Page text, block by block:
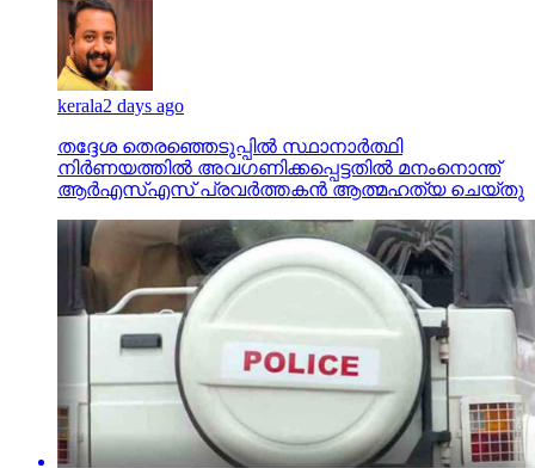
kerala2 days ago
തദ്ദേശ തെരഞ്ഞെടുപ്പില്‍ സ്ഥാനാര്‍ത്ഥി
നിര്‍ണയത്തില്‍ അവഗണിക്കപ്പെട്ടതില്‍ മനംനൊന്ത്
ആര്‍എസ്എസ് പ്രവര്‍ത്തകന്‍ ആത്മഹത്യ ചെയ്തു